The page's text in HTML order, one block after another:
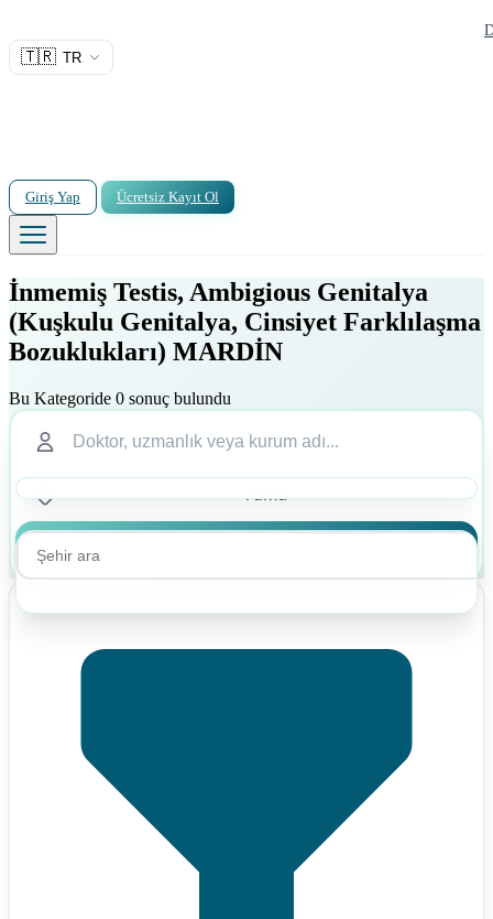
🇹🇷 TR
Giriş Yap Ücretsiz Kayıt Ol
İnmemiş Testis, Ambigious Genitalya
(Kuşkulu Genitalya, Cinsiyet Farklılaşma
Bozuklukları) MARDİN
Bu Kategoride 0 sonuç bulundu